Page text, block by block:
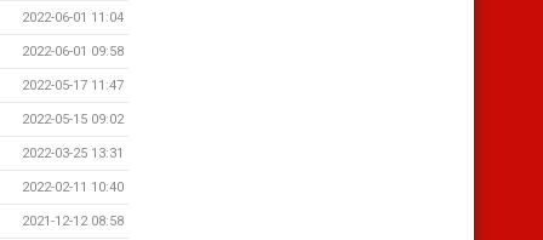
2022-06-01 11:04
2022-06-01 09:58
2022-05-17 11:47
2022-05-15 09:02
2022-03-25 13:31
2022-02-11 10:40
2021-12-12 08:58